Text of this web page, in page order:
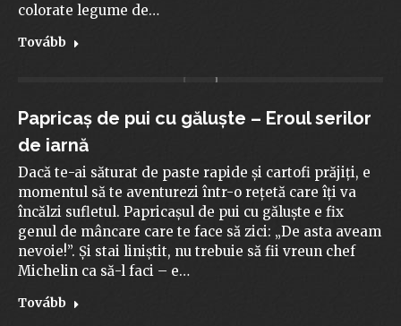
colorate legume de…
Tovább
Papricaș de pui cu găluște – Eroul serilor
de iarnă
Dacă te-ai săturat de paste rapide și cartofi prăjiți, e
momentul să te aventurezi într-o rețetă care îți va
încălzi sufletul. Papricașul de pui cu găluște e fix
genul de mâncare care te face să zici: „De asta aveam
nevoie!”. Și stai liniștit, nu trebuie să fii vreun chef
Michelin ca să-l faci – e…
Tovább